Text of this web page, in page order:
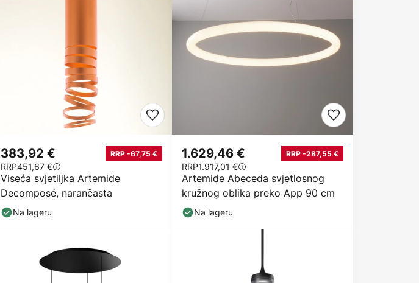
Viseća svjetiljka Artemide
Decomposé, narančasta
383,92 € RRP -67,75 €
RRP451,67 €
Na lageru
Artemide Abeceda svjetlosnog
kružnog oblika preko App 90 cm
1.629,46 € RRP -287,55 €
RRP1.917,01 €
Na lageru